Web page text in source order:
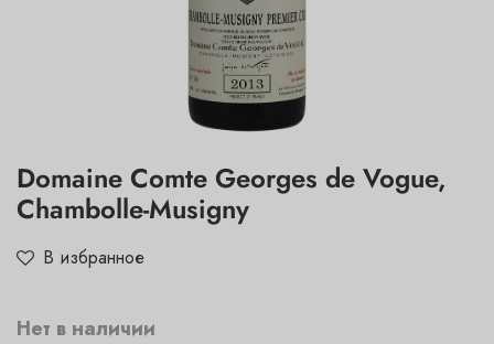
Domaine Comte Georges de Vogue,
Chambolle-Musigny
В избранное
Нет в наличии